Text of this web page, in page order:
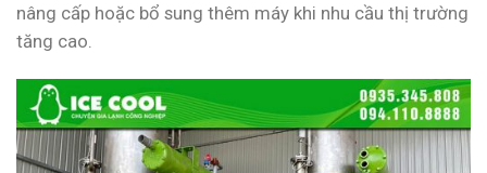
nâng cấp hoặc bổ sung thêm máy khi nhu cầu thị trường
tăng cao.